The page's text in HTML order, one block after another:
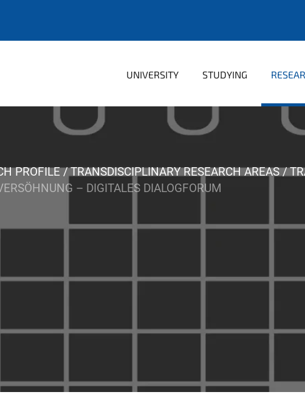
UNIVERSITY STUDYING
PROFILE TRANSDISCIPLINARY RESEARCH AREAS
– DIGITALES DIALOGFORUM